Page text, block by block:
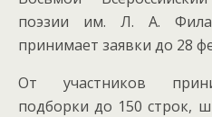
поэзии им. Л. А.
принимает заявки до 28
От участников
подборки до 150 строк,